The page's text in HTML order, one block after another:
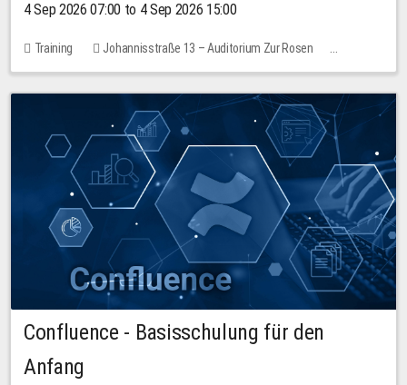
4 Sep 2026 07:00 to 4 Sep 2026 15:00
Training
Johannisstraße 13 – Auditorium Zur Rosen
No free places
Confluence - Basisschulung für den
Anfang